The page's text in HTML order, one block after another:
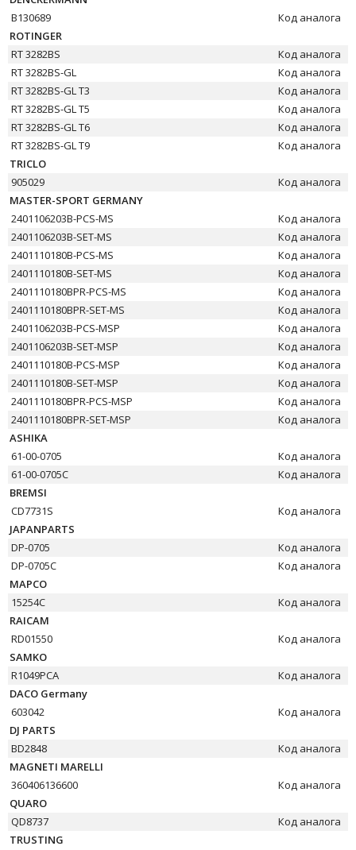
B130689
Код аналога
ROTINGER
RT 3282BS
Код аналога
RT 3282BS-GL
Код аналога
RT 3282BS-GL T3
Код аналога
RT 3282BS-GL T5
Код аналога
RT 3282BS-GL T6
Код аналога
RT 3282BS-GL T9
Код аналога
TRICLO
905029
Код аналога
MASTER-SPORT GERMANY
2401106203B-PCS-MS
Код аналога
2401106203B-SET-MS
Код аналога
2401110180B-PCS-MS
Код аналога
2401110180B-SET-MS
Код аналога
2401110180BPR-PCS-MS
Код аналога
2401110180BPR-SET-MS
Код аналога
2401106203B-PCS-MSP
Код аналога
2401106203B-SET-MSP
Код аналога
2401110180B-PCS-MSP
Код аналога
2401110180B-SET-MSP
Код аналога
2401110180BPR-PCS-MSP
Код аналога
2401110180BPR-SET-MSP
Код аналога
ASHIKA
61-00-0705
Код аналога
61-00-0705C
Код аналога
BREMSI
CD7731S
Код аналога
JAPANPARTS
DP-0705
Код аналога
DP-0705C
Код аналога
MAPCO
15254C
Код аналога
RAICAM
RD01550
Код аналога
SAMKO
R1049PCA
Код аналога
DACO Germany
603042
Код аналога
DJ PARTS
BD2848
Код аналога
MAGNETI MARELLI
360406136600
Код аналога
QUARO
QD8737
Код аналога
TRUSTING